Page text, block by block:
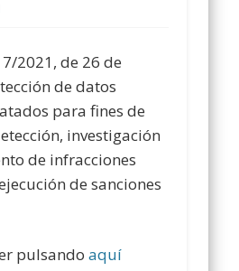
2021, de 26 de
de datos
para fines de
investigación
de infracciones
de sanciones
pulsandoaquí